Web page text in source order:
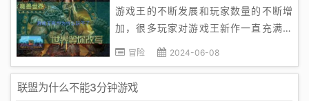
游戏王的不断发展和玩家数量的不断增
加，很多玩家对游戏王新作一直充满期
待。然而，由于多种原因，很多玩家表示
探讨。首先，版权问题是最常见的原因之
一。由于游戏王系列已经发行了多个版
冒险 2024-06-08
联盟为什么不能3分钟游戏